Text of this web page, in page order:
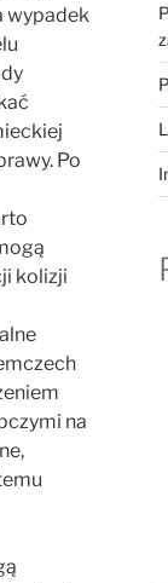
wypadek
Po
kolizji
na